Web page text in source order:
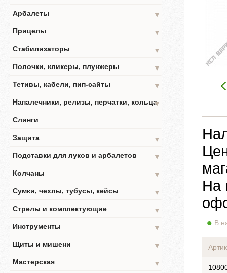
Арбалеты
▼
Прицелы
▼
Стабилизаторы
▼
Полочки, кликеры, плунжеры
▼
Тетивы, кабели, пип-сайты
▼
Напалечники, релизы, перчатки, кольца▼
Слинги
Защита
▼
Подставки для луков и арбалетов
▼
Колчаны
▼
Сумки, чехлы, тубусы, кейсы
▼
Стрелы и комплектующие
▼
Инструменты
▼
Щиты и мишени
▼
Мастерская
▼
На
В